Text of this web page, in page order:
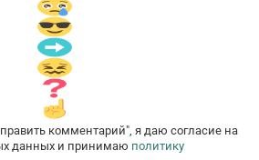
комментарий", я даю согласие на
данных и принимаю политику